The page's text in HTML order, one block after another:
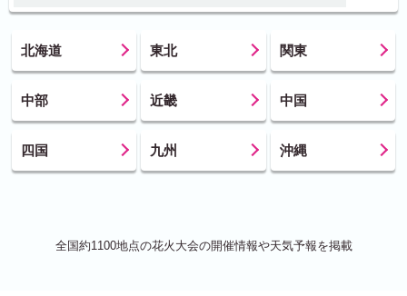
北海道 東北 関東
中部 近畿 中国
四国 九州 沖縄
全国約1100地点の花火大会の開催情報や天気予報を掲載